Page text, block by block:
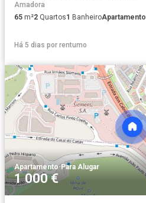
Amadora
65 m²2 Quartos1 BanheiroApartamento
Há 5 dias por rentumo
Apartamento·Para Alugar
1 000 €